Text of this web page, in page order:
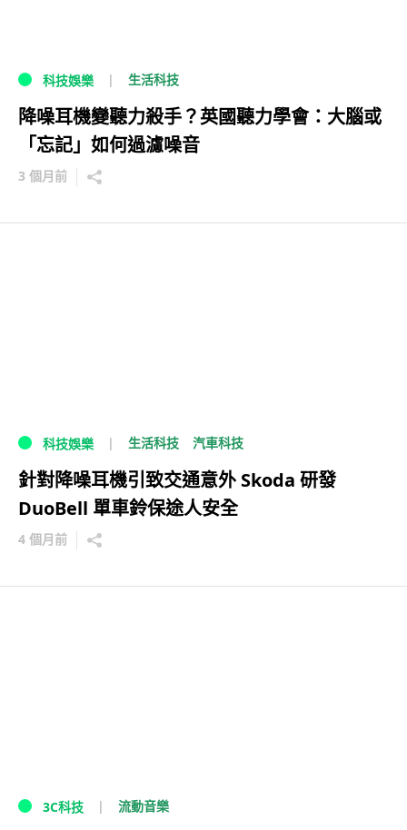
科技娛樂 生活科技
降噪耳機變聽力殺手？英國聽力學會：大腦或
「忘記」如何過濾噪音
3 個月前
科技娛樂 生活科技 汽車科技
針對降噪耳機引致交通意外 Skoda 研發
DuoBell 單車鈴保途人安全
4 個月前
3C科技 流動音樂